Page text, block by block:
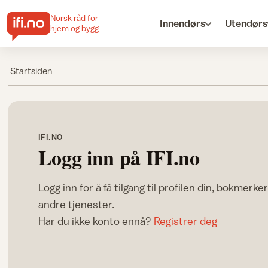
Norsk råd for
hjem og bygg
Innendørs Utendørs
Startsiden
IFI.NO
Logg inn på IFI.no
Logg inn for å få tilgang til profilen din,
andre tjenester.
Har du ikke konto ennå? Registrer deg